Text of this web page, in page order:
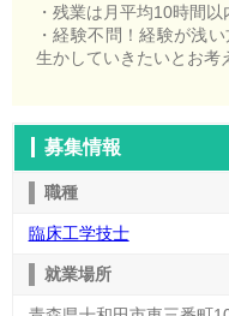
・残業は月平均10時間以
・経験不問！経験が浅
生かしていきたいとお考
募集情報
職種
臨床工学技士
就業場所